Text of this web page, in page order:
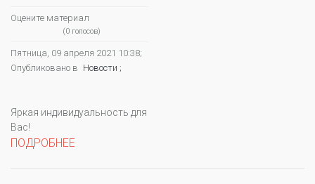
Оцените материал
(0 голосов)
Пятница, 09 апреля 2021 10:38;
Опубликовано в Новости ;
Яркая индивидуальность для
Вас!
ПОДРОБНЕЕ